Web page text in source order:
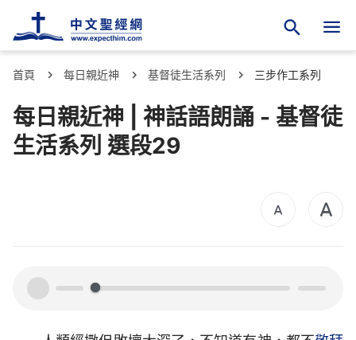
首頁 每日親近神 基督徒生活系列 三步作工系列
每日親近神 | 神話語朗誦 - 基督徒
生活系列 選段29
00:00 00:00